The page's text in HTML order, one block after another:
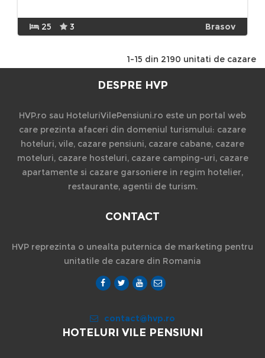
25 3 Brasov
1-15 din 2190 unitati de cazare
DESPRE HVP
HVP.ro sau HoteluriVilePensiuni.ro este un portal web
care prezinta afaceri din domeniul turismului: cazare
hoteluri, vile, cazare pensiuni, cazare cabane, cazare
moteluri, cazare hosteluri, cazare camping-uri, cazare
apartamente si cazare garsoniere in regim hotelier,
restaurante, agentii de turism.
CONTACT
HVP reprezinta o unealta puternica de marketing pentru
unitatile de cazare din Romania
contact@hvp.ro
HOTELURI VILE PENSIUNI